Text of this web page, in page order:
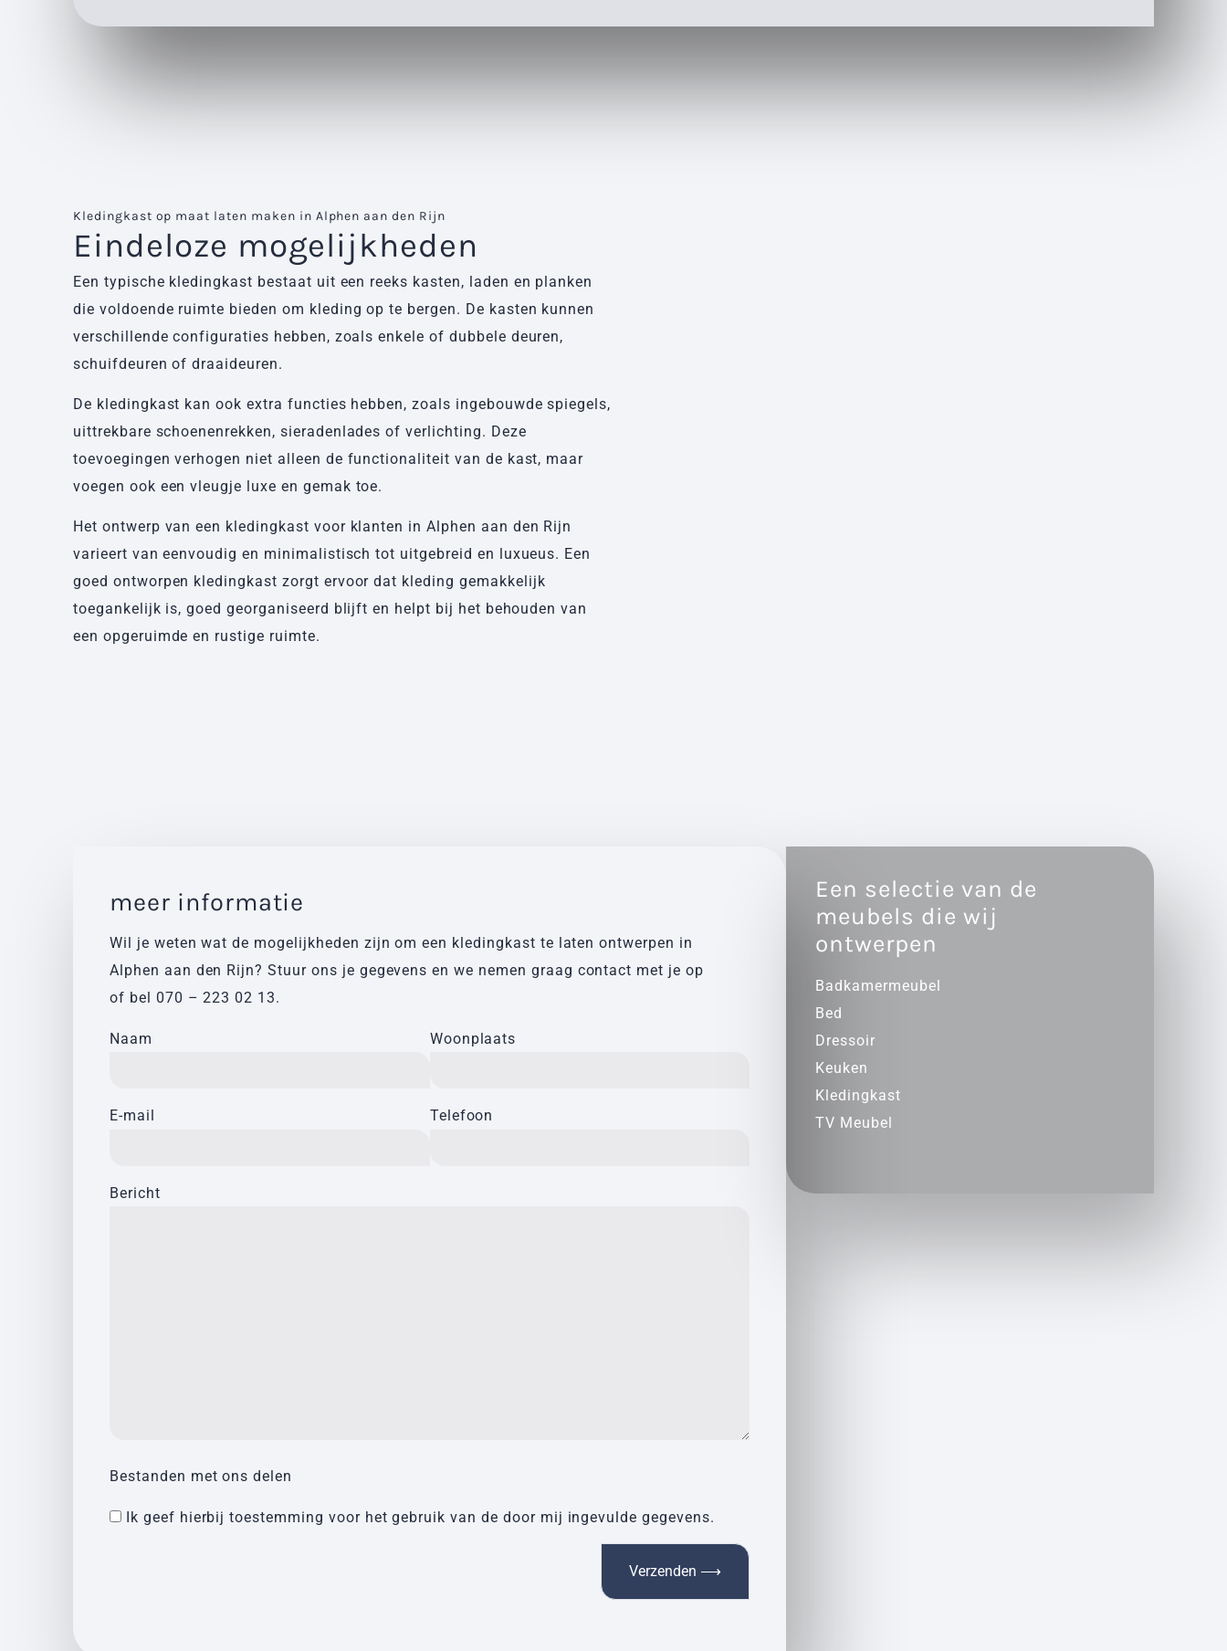
Kledingkast op maat laten maken in Alphen aan den Rijn​
Eindeloze mogelijkheden
Een typische kledingkast bestaat uit een reeks kasten, laden en planken
die voldoende ruimte bieden om kleding op te bergen. De kasten kunnen
verschillende configuraties hebben, zoals enkele of dubbele deuren,
schuifdeuren of draaideuren.
De kledingkast kan ook extra functies hebben, zoals ingebouwde spiegels,
uittrekbare schoenenrekken, sieradenlades of verlichting. Deze
toevoegingen verhogen niet alleen de functionaliteit van de kast, maar
voegen ook een vleugje luxe en gemak toe.
Het ontwerp van een kledingkast voor klanten in Alphen aan den Rijn
varieert van eenvoudig en minimalistisch tot uitgebreid en luxueus. Een
goed ontworpen kledingkast zorgt ervoor dat kleding gemakkelijk
toegankelijk is, goed georganiseerd blijft en helpt bij het behouden van
een opgeruimde en rustige ruimte.
meer informatie
Wil je weten wat de mogelijkheden zijn om een kledingkast te laten ontwerpen in
Alphen aan den Rijn? Stuur ons je gegevens en we nemen graag contact met je op
of bel 070 – 223 02 13.
Naam Woonplaats
E-mail Telefoon
Bericht
Bestanden met ons delen
Ik geef hierbij toestemming voor het gebruik van de door mij ingevulde gegevens.
Een selectie van de
meubels die wij
ontwerpen
Badkamermeubel
Bed
Dressoir
Keuken
Kledingkast
TV Meubel